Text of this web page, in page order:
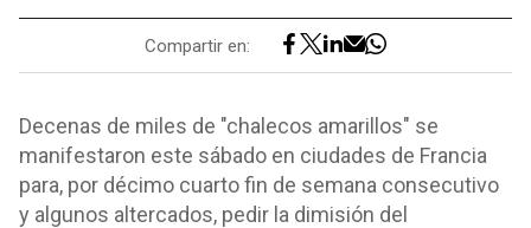
Compartir en:
Decenas de miles de "chalecos amarillos" se
manifestaron este sábado en ciudades de Francia
para, por décimo cuarto fin de semana consecutivo
y algunos altercados, pedir la dimisión del